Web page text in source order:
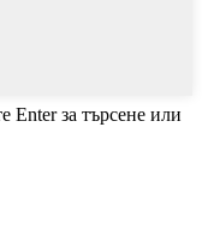
Enter за търсене или